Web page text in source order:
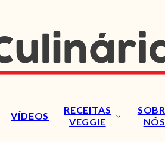
VÍDEOS
RECEITAS
VEGGIE
NÓS